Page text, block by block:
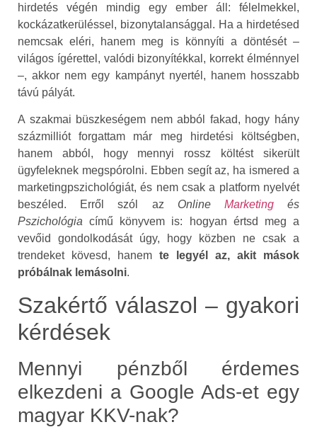
hirdetés végén mindig egy ember áll: félelmekkel,
kockázatkerüléssel, bizonytalansággal. Ha a hirdetésed
nemcsak eléri, hanem meg is könnyíti a döntését –
világos ígérettel, valódi bizonyítékkal, korrekt élménnyel
–, akkor nem egy kampányt nyertél, hanem hosszabb
távú pályát.
A szakmai büszkeségem nem abból fakad, hogy hány
százmilliót forgattam már meg hirdetési költségben,
hanem abból, hogy mennyi rossz költést sikerült
ügyfeleknek megspórolni. Ebben segít az, ha ismered a
marketingpszichológiát, és nem csak a platform nyelvét
beszéled. Erről szól az Online Marketingés
Pszichológia című könyvem is: hogyan értsd meg a
vevőid gondolkodását úgy, hogy közben ne csak a
trendeket kövesd, hanem te legyél az, akit mások
próbálnak lemásolni.
Szakértő válaszol – gyakori
kérdések
Mennyi pénzből érdemes
elkezdeni a Google Ads-et egy
magyar KKV-nak?